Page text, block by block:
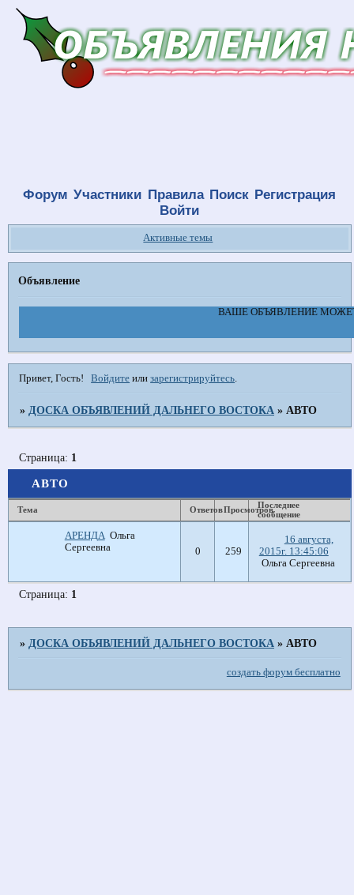
Форум Участники Правила Поиск Регистрация
Войти
Активные темы
Объявление
ВАШЕ ОБЪЯВЛЕНИЕ
Привет, Гость! Войдите илизарегистрируйтесь
»ДОСКА ОБЪЯВЛЕНИЙ ДАЛЬНЕГО ВОСТОКА »АВТО
АВТО
Страница: 1
Тема ОтветовПросмотровПоследнее
сообщение
АРЕНДА Ольга
Сергеевна
0 259
16 августа,
2015г. 13:45:06
Ольга Сергеевна
Страница: 1
» ДОСКА ОБЪЯВЛЕНИЙ ДАЛЬНЕГО ВОСТОКА » АВТО
создать форум бесплатно